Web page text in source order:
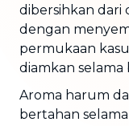
dibersihkan dari
dengan
permukaan
diamkan selama
Aroma harum
bertahan